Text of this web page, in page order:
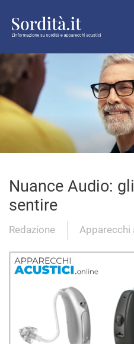
Nuance Audio:
sentire
Redazione Apparecchi